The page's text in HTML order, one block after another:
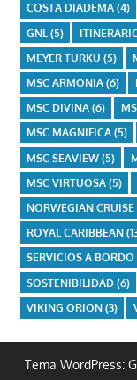
COSTA DIADEMA(4)
GNL (5)
MEYER TURKU (5)
MSC ARMONIA(6)
MSC DIVINA(6)
MSC MAGNIFICA(5)
MSC SEAVIEW(5)
MSC VIRTUOSA(5)
NORWEGIAN CRUISE
ROYAL CARIBBEAN
SERVICIOS A BORDO
SOSTENIBILIDAD(6)
VIKING ORION(3)
Tema WordPress: